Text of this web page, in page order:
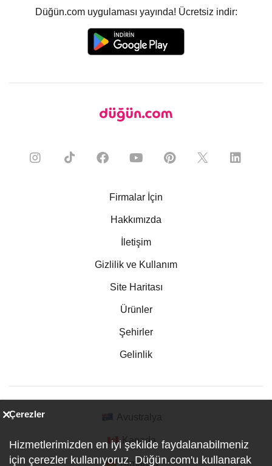
Düğün.com uygulaması yayında! Ücretsiz indir:
Firmalar İçin
Hakkımızda
İletişim
Gizlilik ve Kullanım
Site Haritası
Ürünler
Şehirler
Gelinlik
Kanada
Almanya
Çerezler
Hizmetlerimizden en iyi şekilde faydalanabilmeniz
için çerezler kullanıyoruz. Düğün.com'u kullanarak